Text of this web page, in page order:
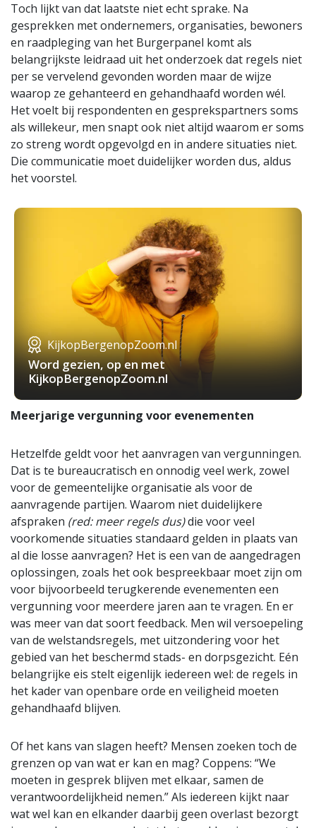
Toch lijkt van dat laatste niet echt sprake. Na
gesprekken met ondernemers, organisaties, bewoners
en raadpleging van het Burgerpanel komt als
belangrijkste leidraad uit het onderzoek dat regels niet
per se vervelend gevonden worden maar de wijze
waarop ze gehanteerd en gehandhaafd worden wél.
Het voelt bij respondenten en gesprekspartners soms
als willekeur, men snapt ook niet altijd waarom er soms
zo streng wordt opgevolgd en in andere situaties niet.
Die communicatie moet duidelijker worden dus, aldus
het voorstel.
KijkopBergenopZoom.nl
Word gezien, op en met
KijkopBergenopZoom.nl
Meerjarige vergunning voor evenementen
Hetzelfde geldt voor het aanvragen van vergunningen.
Dat is te bureaucratisch en onnodig veel werk, zowel
voor de gemeentelijke organisatie als voor de
aanvragende partijen. Waarom niet duidelijkere
afspraken (red: meer regels dus)die voor veel
voorkomende situaties standaard gelden in plaats van
al die losse aanvragen? Het is een van de aangedragen
oplossingen, zoals het ook bespreekbaar moet zijn om
voor bijvoorbeeld terugkerende evenementen een
vergunning voor meerdere jaren aan te vragen. En er
was meer van dat soort feedback. Men wil versoepeling
van de welstandsregels, met uitzondering voor het
gebied van het beschermd stads- en dorpsgezicht. Eén
belangrijke eis stelt eigenlijk iedereen wel: de regels in
het kader van openbare orde en veiligheid moeten
gehandhaafd blijven.
Of het kans van slagen heeft? Mensen zoeken toch de
grenzen op van wat er kan en mag? Coppens: “We
moeten in gesprek blijven met elkaar, samen de
verantwoordelijkheid nemen.” Als iedereen kijkt naar
wat wel kan en elkander daarbij geen overlast bezorgt